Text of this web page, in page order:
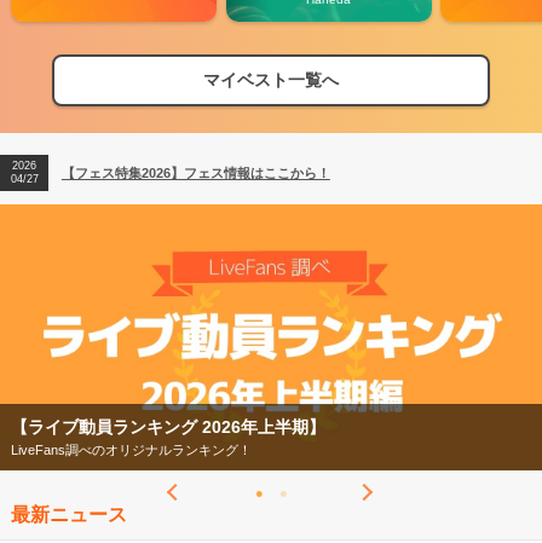
マイベスト一覧へ
【フェス特集2026】フェス情報はここから！
【ライブ動員ランキング】2026年上半期編発表！
2026
04/27
【フェス特集2026】フェス情報はここから！
2026
【ライブ動員ランキング 2026年上半期】
LiveFans調べのオリジナルランキング！
最新ニュース